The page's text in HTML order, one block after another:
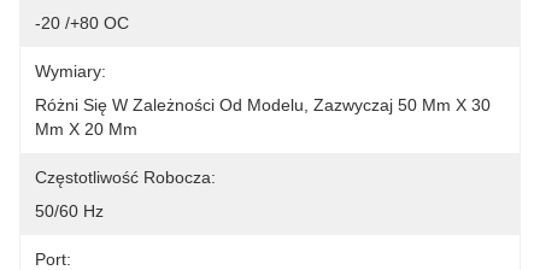
-20 /+80 OC
Wymiary:
Różni Się W Zależności Od Modelu, Zazwyczaj 50 Mm X 30
Mm X 20 Mm
Częstotliwość Robocza:
50/60 Hz
Port: